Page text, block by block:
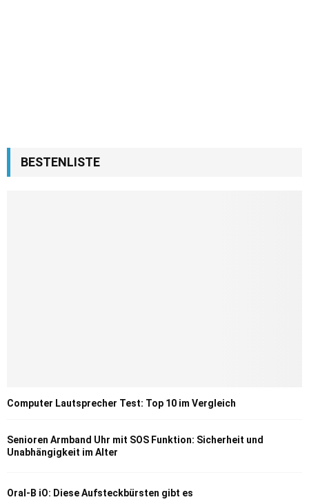
BESTENLISTE
Computer Lautsprecher Test: Top 10 im Vergleich
Senioren Armband Uhr mit SOS Funktion: Sicherheit und
Unabhängigkeit im Alter
Oral-B iO: Diese Aufsteckbürsten gibt es